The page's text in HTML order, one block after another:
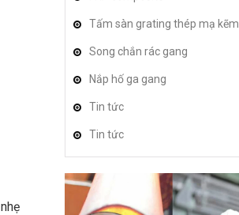
Tấm sàn grating thép mạ kẽm
Song chắn rác gang
Nắp hố ga gang
Tin tức
Tin tức